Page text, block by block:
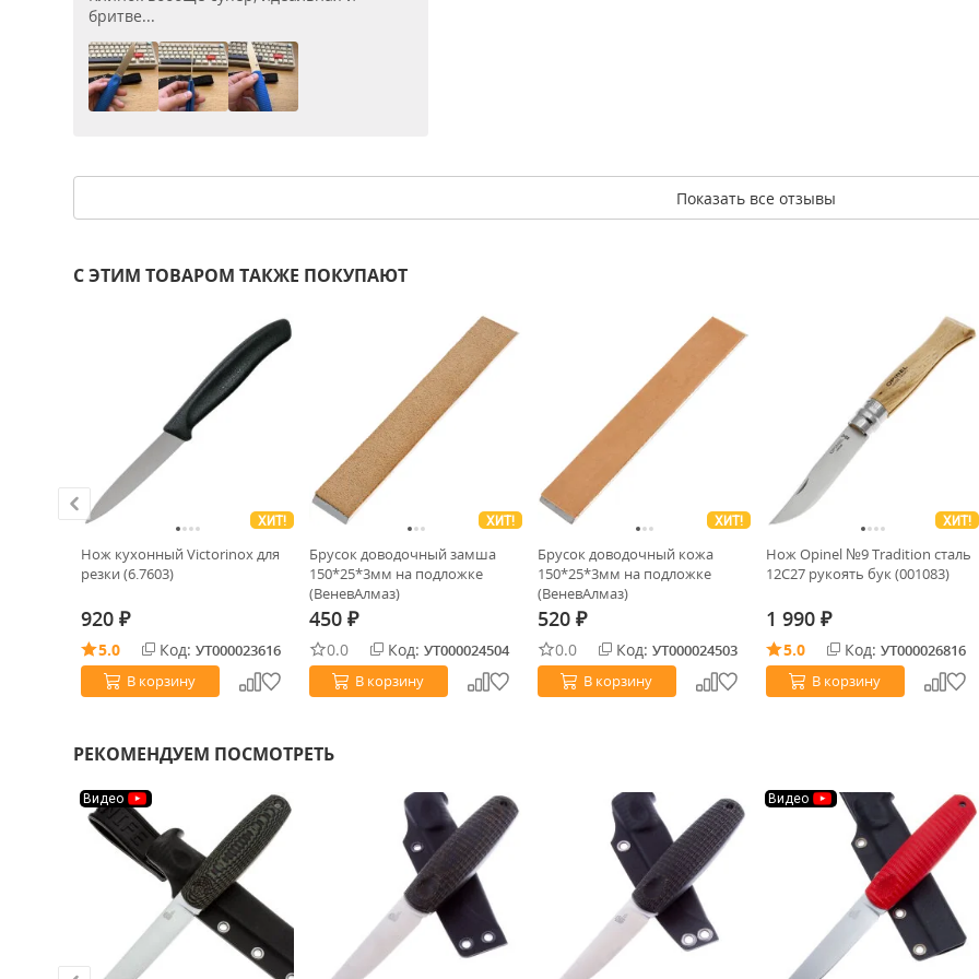
бритве...
Показать все отзывы
С ЭТИМ ТОВАРОМ ТАКЖЕ ПОКУПАЮТ
ХИТ!
Нож кухонный Victorinox для
резки (6.7603)
920 ₽
5.0 Код: УТ000023616
В корзину
ХИТ!
Брусок доводочный замша
150*25*3мм на подложке
(ВеневАлмаз)
450 ₽
0.0 Код: УТ000024504
В корзину
ХИТ!
Брусок доводочный кожа
150*25*3мм на подложке
(ВеневАлмаз)
520 ₽
0.0 Код: УТ000024503
В корзину
ХИТ!
Нож Opinel №9 Tradition сталь
12C27 рукоять бук (001083)
1 990 ₽
5.0 Код: УТ000026816
В корзину
РЕКОМЕНДУЕМ ПОСМОТРЕТЬ
Видео Видео